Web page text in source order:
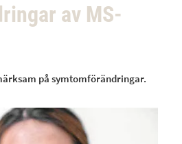
av MS-
på symtomförändringar.